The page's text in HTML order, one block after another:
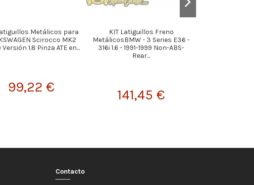
Metálicos para
Scirocco MK2
1.8 Pinza ATE en...
99,22 €
KIT Latiguillos Freno
MetálicosBMW - 3 Series E36 -
316i 1.6 - 1991-1999 Non-ABS-
Rear...
141,45 €
Contacto